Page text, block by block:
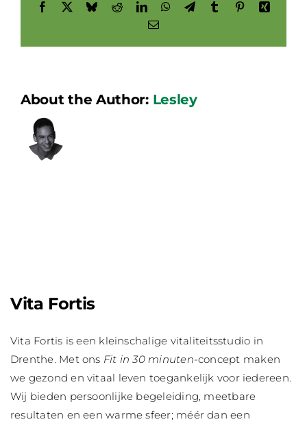
Facebook BlueskyRedditLinkedInWhatsApp
TelegramTumblrPinterestXing
Email
About the Author: Lesley
Vita Fortis
Vita Fortis is een kleinschalige vitaliteitsstudio in
Drenthe. Met ons Fit in 30 minuten-concept maken
we gezond en vitaal leven toegankelijk voor iedereen.
Wij bieden persoonlijke begeleiding, meetbare
resultaten en een warme sfeer; méér dan een